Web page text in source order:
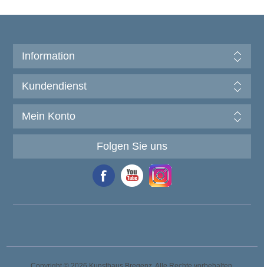
Information
Kundendienst
Mein Konto
Folgen Sie uns